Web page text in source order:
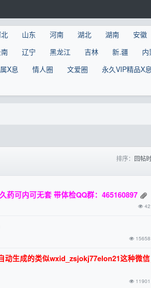
山东 河南 湖北 湖南
安徽
辽宁 黑龙江 吉林 新.疆
X息 情人圈 文爱圈
永久VIP精品X息
排序： 回帖
药可内可无套 带体检QQ群：465160897
42
15658
生成的类似wxid_zsjokj77elon21这种微信
11901